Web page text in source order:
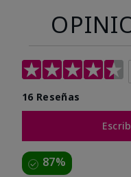
16 Reseñas
87%